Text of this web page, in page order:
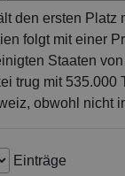
den ersten Platz
folgt mit einer
Staaten
trug mit 535.000
obwohl nicht
Einträge